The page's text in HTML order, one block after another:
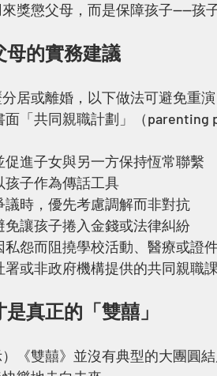
獎懲父母，而是保障孩子——孩
母的實務建議
居或離婚，以下做法可避免重
並促進子女與另一方保持恆常聯繫
孩子作為傳話工具
爭議時，優先考慮調解而非對抗
避免讓孩子捲入金錢或法律糾紛
因私怨而阻撓學校活動、醫療或證
社署或非政府機構提供的共同親職
真正的「雙囍」
）《雙囍》並沒有典型的大團圓